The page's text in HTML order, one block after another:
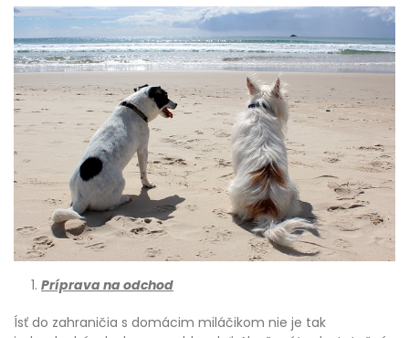
Príprava na odchod
Ísť do zahraničia s domácim miláčikom nie je tak